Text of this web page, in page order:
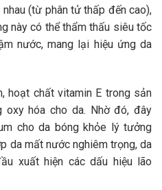
(từ phân tử thấp đến cao),
này có thể thẩm thấu siêu tốc
nước, mang lại hiệu ứng da
hoạt chất vitamin E trong sản
oxy hóa cho da. Nhờ đó, đây
cho da bóng khỏe lý tưởng
da mất nước nghiêm trọng, da
xuất hiện các dấu hiệu lão